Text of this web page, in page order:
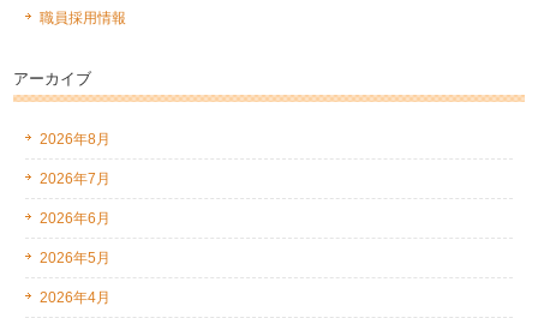
職員採用情報
アーカイブ
2026年8月
2026年7月
2026年6月
2026年5月
2026年4月